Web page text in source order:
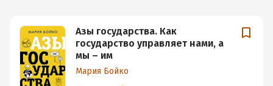
Азы государства. Как
государство управляет нами, а
мы – им
Мария Бойко